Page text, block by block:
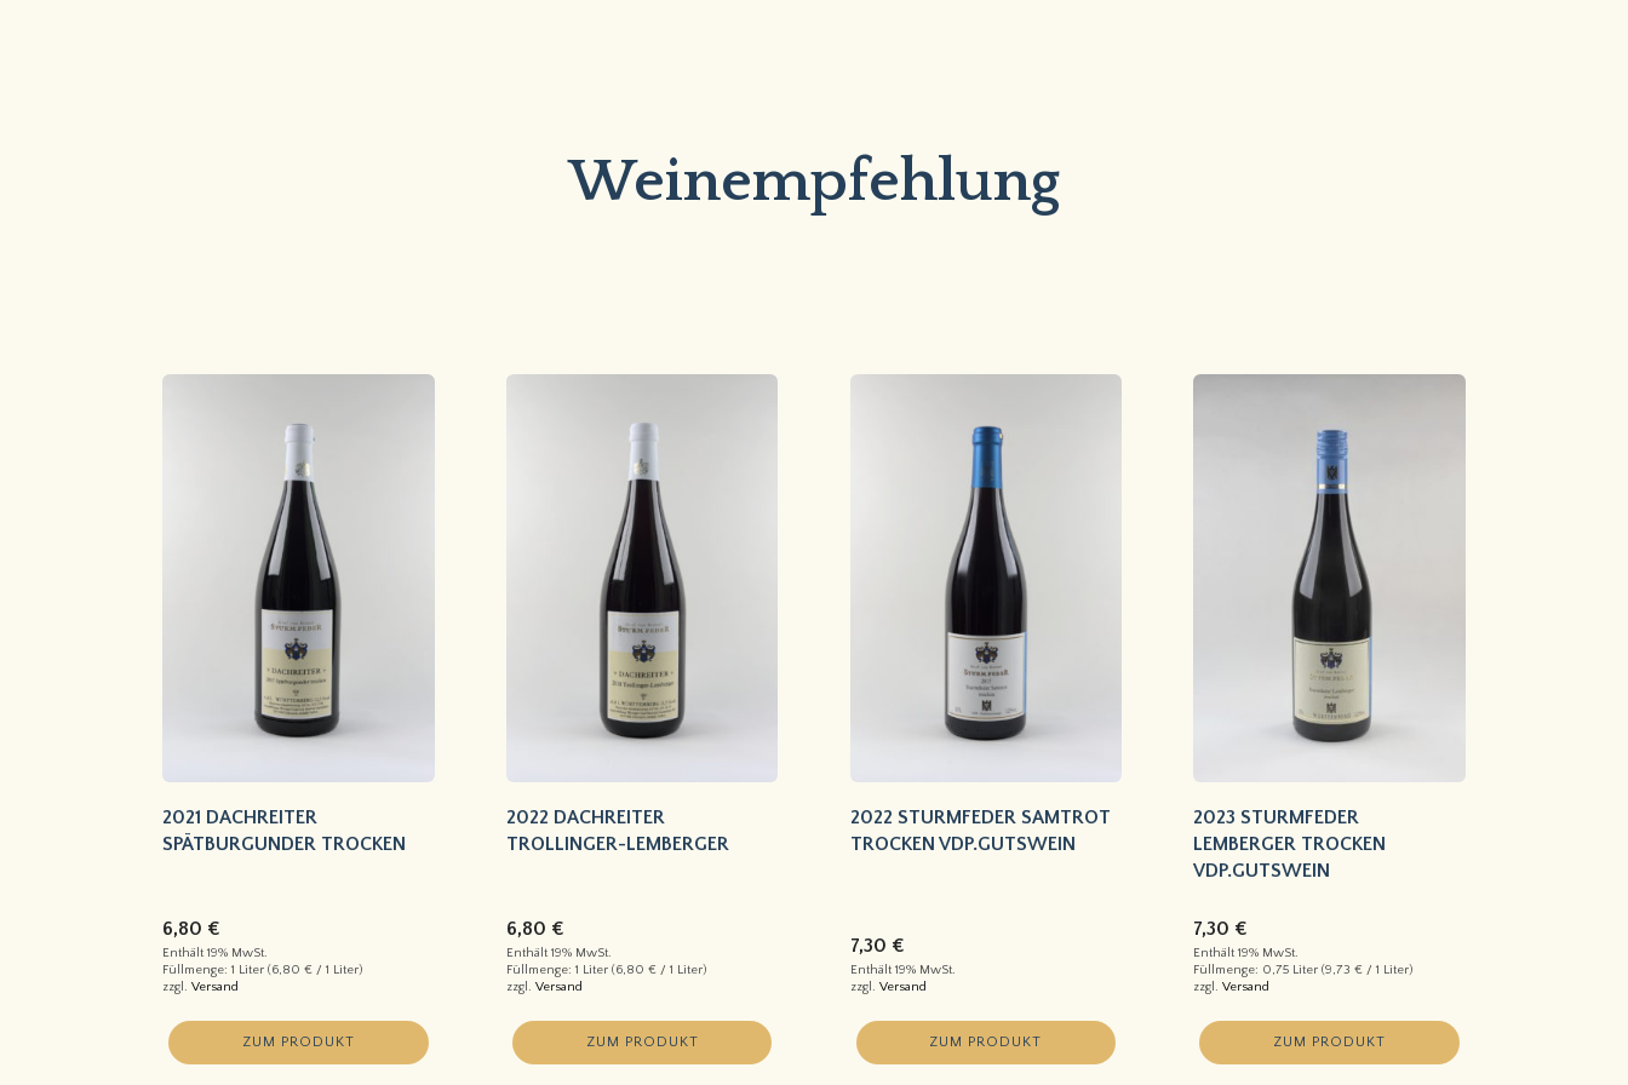
Weinempfehlung
2021 DACHREITER
SPÄTBURGUNDER TROCKEN
6,80 €
Enthält 19% MwSt.
Füllmenge: 1 Liter (6,80€ / 1 Liter)
zzgl.Versand
ZUM PRODUKT
2022 DACHREITER
TROLLINGER-LEMBERGER
6,80 €
Enthält 19% MwSt.
Füllmenge: 1 Liter (6,80 €/ 1 Liter)
zzgl. Versand
ZUM PRODUKT
2022 STURMFEDER SAMTROT
TROCKEN VDP.GUTSWEIN
7,30 €
Enthält 19% MwSt.
zzgl. Versand
ZUM PRODUKT
2023 STURMFEDER
LEMBERGER TROCKEN
VDP.GUTSWEIN
7,30 €
Enthält 19% MwSt.
Füllmenge: 0,75 Liter (9,73€ / 1 Liter)
zzgl.Versand
ZUM PRODUKT